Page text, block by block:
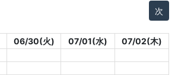
次
06/30(火) 07/01(水)
07/02(木)